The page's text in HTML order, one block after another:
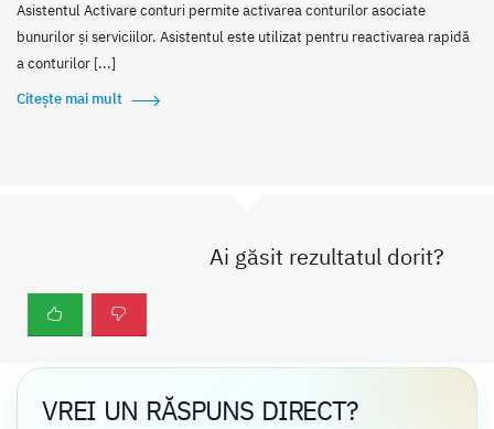
Asistentul Activare conturi permite activarea conturilor asociate
bunurilor și serviciilor. Asistentul este utilizat pentru reactivarea rapidă
a conturilor [...]
Citește mai mult
Ai găsit rezultatul dorit?
VREI UN RĂSPUNS DIRECT?